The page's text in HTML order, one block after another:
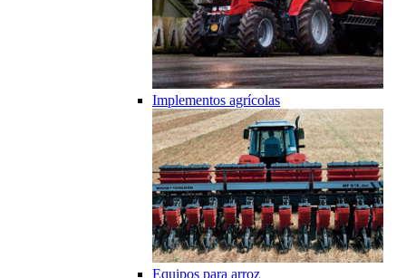
Implementos agrícolas
Equipos para arroz